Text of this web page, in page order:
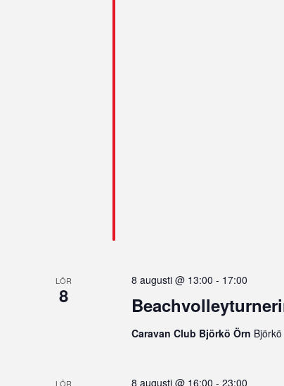
LÖR
8
8 augusti @ 13:00 - 17:00
Caravan Club Björkö Örn
LÖR 8 augusti @ 16:00 -23:00